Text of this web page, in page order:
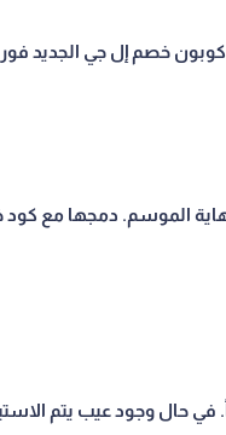
المستخدمة في تغليفها الأصلي يمكن إرجاعها خلال 14-30 يوماً. في